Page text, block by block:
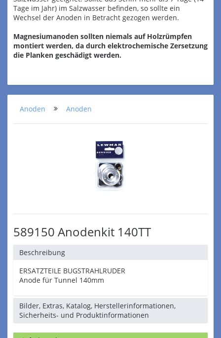
Tage im Jahr) im Salzwasser befinden, so sollte ein
Wechsel der Anoden in Betracht gezogen werden.
Magnesiumanoden sollten niemals auf Holzrümpfen
montiert werden, da durch elektrochemische Zersetzung
die Planken geschädigt werden.
Anoden Anoden
589150 Anodenkit 140TT
Beschreibung
ERSATZTEILE BUGSTRAHLRUDER
Anode für Tunnel 140mm
Bilder, Extras, Katalog, Herstellerinformationen,
Sicherheits- und Produktinformationen